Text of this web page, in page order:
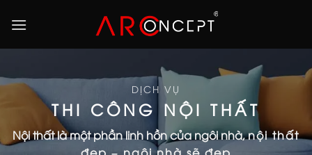
DỊCH VỤ
THI CÔNG NỘI THẤT
Nội thất là một phần linh hồn của ngôi nhà,nội thất